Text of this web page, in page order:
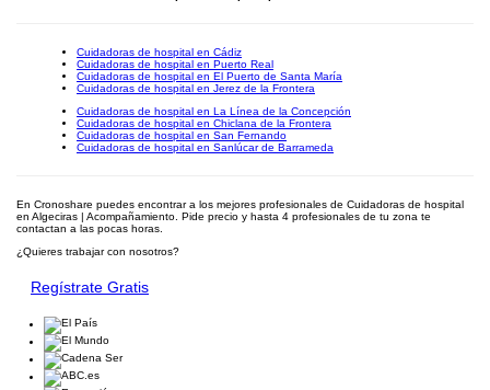
Cuidadoras de hospital en Cádiz
Cuidadoras de hospital en Puerto Real
Cuidadoras de hospital en El Puerto de Santa María
Cuidadoras de hospital en Jerez de la Frontera
Cuidadoras de hospital en La Línea de la Concepción
Cuidadoras de hospital en Chiclana de la Frontera
Cuidadoras de hospital en San Fernando
Cuidadoras de hospital en Sanlúcar de Barrameda
En Cronoshare puedes encontrar a los mejores profesionales de Cuidadoras de hospital
en Algeciras | Acompañamiento. Pide precio y hasta 4 profesionales de tu zona te
contactan a las pocas horas.
¿Quieres trabajar con nosotros?
Regístrate Gratis